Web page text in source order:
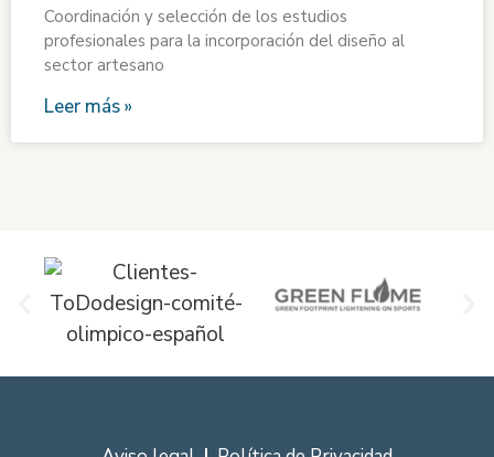
Coordinación y selección de los estudios
profesionales para la incorporación del diseño al
sector artesano
Leer más »